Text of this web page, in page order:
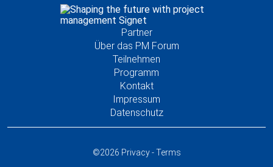
Partner
Über das PM Forum
Teilnehmen
Programm
Kontakt
Impressum
Datenschutz
©2026 Privacy - Terms